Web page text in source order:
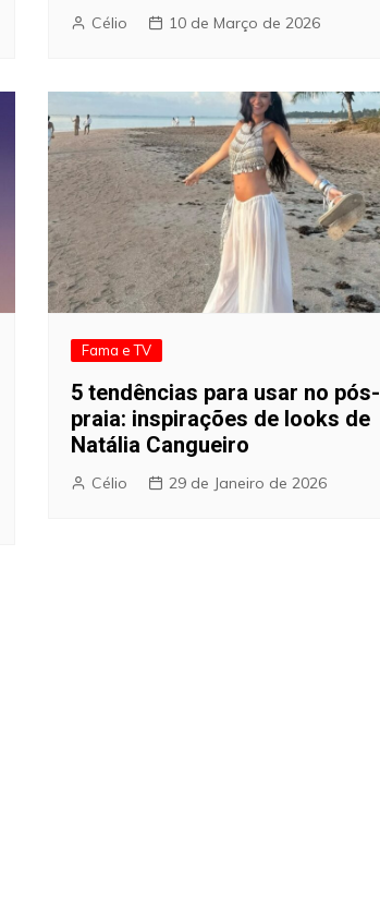
Célio 10 de Março de 2026
Fama e TV
5 tendências para usar no pós-
praia: inspirações de looks de
Natália Cangueiro
Célio 29 de Janeiro de 2026